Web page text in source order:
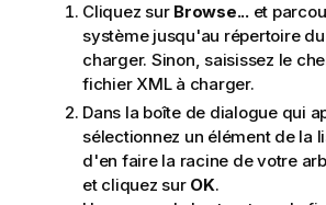
n
s
Cliquez sur Browse...et
système jusqu'au répertoire
charger. Sinon, saisissez le
fichier XML à charger.
Dans la boîte de dialogue qui
sélectionnez un élément de la
d'en faire la racine de votre
et cliquez sur OK.